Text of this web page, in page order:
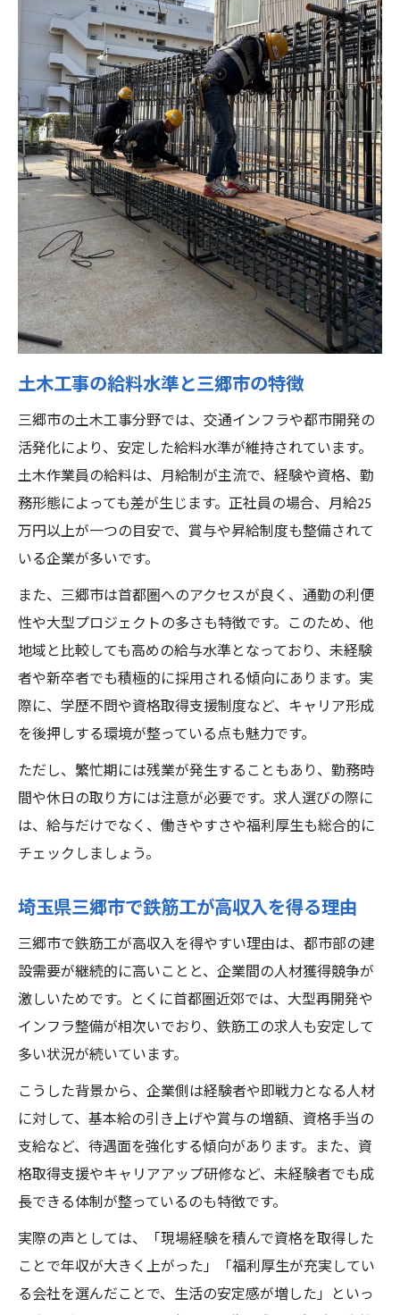
三郷市で鉄筋工を目指すメリットとは
三郷市で鉄筋工を選ぶと得られる特典とは
都市近郊ならではの土木工事需要と収入面
鉄筋工が活躍しやすい三郷市の労働環境
交通アクセスが収入や働き方に与える影響
三郷市の鉄筋工求人動向と平均年収の特徴
土木工事の給料水準と三郷市の特徴
三郷市の土木工事分野では、交通インフラや都市開発の
活発化により、安定した給料水準が維持されています。
土木作業員の給料は、月給制が主流で、経験や資格、勤
務形態によっても差が生じます。正社員の場合、月給25
万円以上が一つの目安で、賞与や昇給制度も整備されて
いる企業が多いです。
また、三郷市は首都圏へのアクセスが良く、通勤の利便
性や大型プロジェクトの多さも特徴です。このため、他
地域と比較しても高めの給与水準となっており、未経験
者や新卒者でも積極的に採用される傾向にあります。実
際に、学歴不問や資格取得支援制度など、キャリア形成
を後押しする環境が整っている点も魅力です。
ただし、繁忙期には残業が発生することもあり、勤務時
間や休日の取り方には注意が必要です。求人選びの際に
は、給与だけでなく、働きやすさや福利厚生も総合的に
チェックしましょう。
埼玉県三郷市で鉄筋工が高収入を得る理由
三郷市で鉄筋工が高収入を得やすい理由は、都市部の建
設需要が継続的に高いことと、企業間の人材獲得競争が
激しいためです。とくに首都圏近郊では、大型再開発や
インフラ整備が相次いでおり、鉄筋工の求人も安定して
多い状況が続いています。
こうした背景から、企業側は経験者や即戦力となる人材
に対して、基本給の引き上げや賞与の増額、資格手当の
支給など、待遇面を強化する傾向があります。また、資
格取得支援やキャリアアップ研修など、未経験者でも成
長できる体制が整っているのも特徴です。
実際の声としては、「現場経験を積んで資格を取得した
ことで年収が大きく上がった」「福利厚生が充実してい
る会社を選んだことで、生活の安定感が増した」といっ